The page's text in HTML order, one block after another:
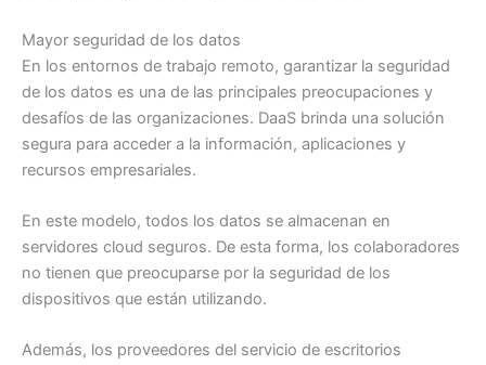
Mayor seguridad de los datos
En los entornos de trabajo remoto, garantizar la seguridad
de los datos es una de las principales preocupaciones y
desafíos de las organizaciones. DaaS brinda una solución
segura para acceder a la información, aplicaciones y
recursos empresariales.
En este modelo, todos los datos se almacenan en
servidores cloud seguros. De esta forma, los colaboradores
no tienen que preocuparse por la seguridad de los
dispositivos que están utilizando.
Además, los proveedores del servicio de escritorios